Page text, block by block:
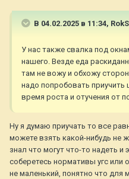
нашел сырники в пакете и ни
достать не успела, он бы
скоростью света.
В 04.02.2025 в 11:34,
У нас также свалка под
нашего. Везде еда
там не вожу и обхожу
надо попробовать приучить
время роста и отучения от
Ну я думаю приучать то все
можете взять какой-нибудь не
знал что могут что-то надеть
соберетесь нормативы угс или
не маленький, понятно что для